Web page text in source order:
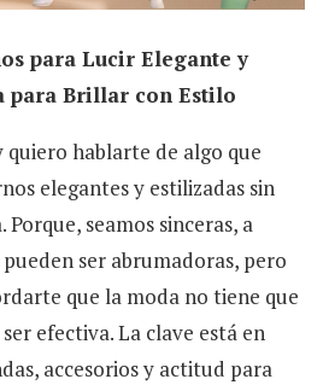
para Lucir Elegante y
para Brillar con Estilo
quiero hablarte de algo que
elegantes y estilizadas sin
seamos sinceras, a
ser abrumadoras, pero
que la moda no tiene que
efectiva. La clave está en
accesorios y actitud para